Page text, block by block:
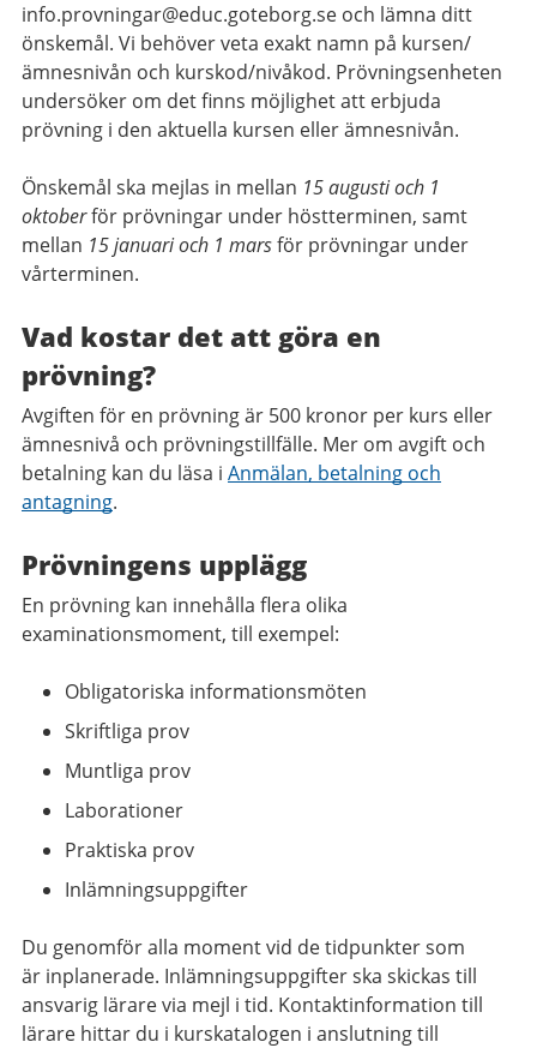
info.provningar@educ.goteborg.se och lämna ditt
önskemål. Vi behöver veta exakt namn på kursen/
ämnesnivån och kurskod/nivåkod. Prövningsenheten
undersöker om det finns möjlighet att erbjuda
prövning i den aktuella kursen eller ämnesnivån.
Önskemål ska mejlas in mellan 15 augusti och 1
oktoberför prövningar under höstterminen, samt
mellan 15 januari och 1 marsför prövningar under
vårterminen.
Vad kostar det att göra en
prövning?
Avgiften för en prövning är 500 kronor per kurs eller
ämnesnivå och prövningstillfälle. Mer om avgift och
betalning kan du läsa i Anmälan, betalning och
antagning.
Prövningens upplägg
En prövning kan innehålla flera olika
examinationsmoment, till exempel:
Obligatoriska informationsmöten
Skriftliga prov
Muntliga prov
Laborationer
Praktiska prov
Inlämningsuppgifter
Du genomför alla moment vid de tidpunkter som
är inplanerade. Inlämningsuppgifter ska skickas till
ansvarig lärare via mejl i tid. Kontaktinformation till
lärare hittar du i kurskatalogen i anslutning till